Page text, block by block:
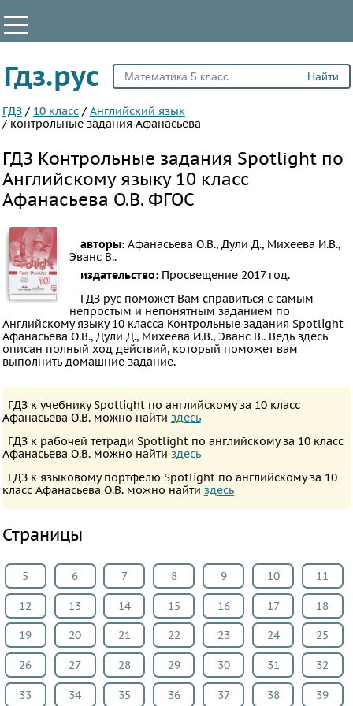
Все
1
2
3
4
5
7
8
11
ПРЕДМЕТЫ
Все
предметы
Английский
язык
Алгебра
Геометрия
Физика
Химия
Немецкий
язык
Белорусский
язык
Гдз.рус
ГДЗ / 10 класс / Английский язык
/ контрольные задания Афанасьева
ГДЗ Контрольные задания Spotlight по
Английскому языку 10 класс
Афанасьева О.В. ФГОС
авторы: Афанасьева О.В., Дули Д., Михеева И.В.,
Эванс В..
издательство: Просвещение2017 год.
ГДЗ рус поможет Вам справиться с самым
непростым и непонятным заданием по
Английскому языку 10 класса Контрольные задания Spotlight
Афанасьева О.В., Дули Д., Михеева И.В., Эванс В.. Ведь здесь
описан полный ход действий, который поможет вам
выполнить домашние задание.
ГДЗ к учебнику Spotlight по английскому за 10 класс
Афанасьева О.В. можно найти здесь
ГДЗ к рабочей тетради Spotlight по английскому за 10 класс
Афанасьева О.В. можно найти здесь
ГДЗ к языковому портфелю Spotlight по английскому за 10
класс Афанасьева О.В. можно найти здесь
Страницы
5 6 7 8 9 10 11
12 13 14 15 16 17 18
19 20 21 22 23 24 25
26 27 28 29 30 31 32
33 34 35 36 37 38 39